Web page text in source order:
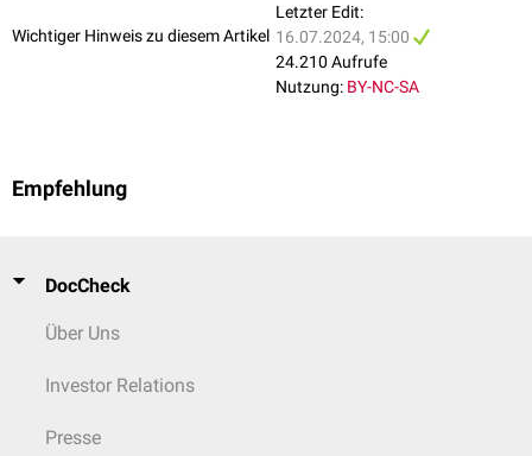
Wichtiger Hinweis zu diesem Artikel
Letzter Edit:
16.07.2024, 15:00
24.210 Aufrufe
Nutzung: BY-NC-SA
Empfehlung
DocCheck
Über Uns
Investor Relations
Presse